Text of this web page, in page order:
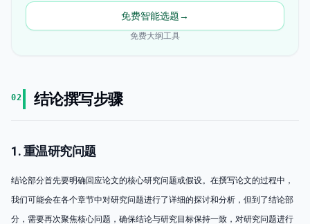
免费智能选题→
免费大纲工具
02 结论撰写步骤
1. 重温研究问题
结论部分首先要明确回应论文的核心研究问题或假设。在撰写论文的过程中，
我们可能会在各个章节中对研究问题进行了详细的探讨和分析，但到了结论部
分，需要再次聚焦核心问题，确保结论与研究目标保持一致，对研究问题进行